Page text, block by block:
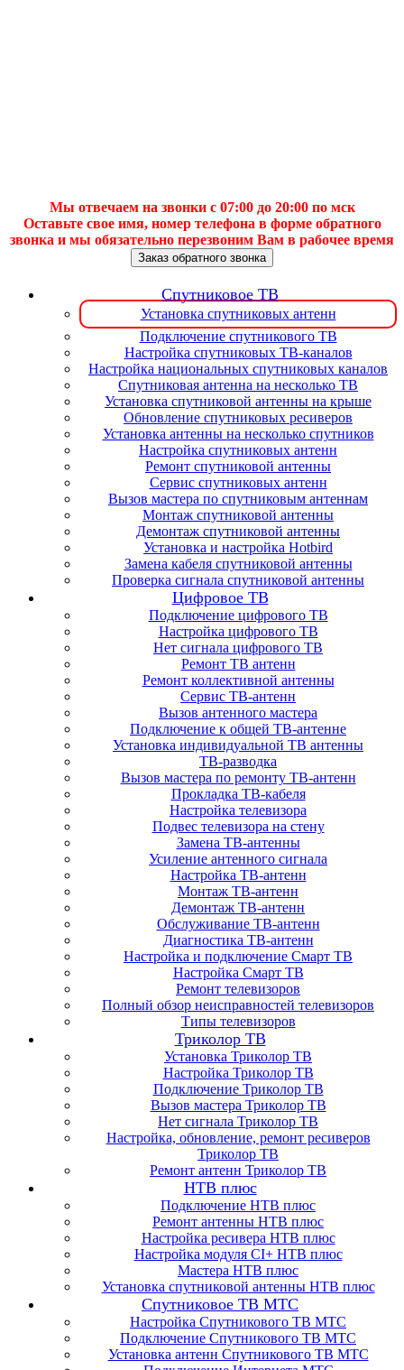
Мы отвечаем на звонки с 07:00 до 20:00 по мск
Оставьте свое имя, номер телефона в форме обратного
звонка и мы обязательно перезвоним Вам в рабочее время
Заказ обратного звонка
Спутниковое ТВ
Установка спутниковых антенн
Подключение спутникового ТВ
Настройка спутниковых ТВ-каналов
Настройка национальных спутниковых каналов
Спутниковая антенна на несколько ТВ
Установка спутниковой антенны на крыше
Обновление спутниковых ресиверов
Установка антенны на несколько спутников
Настройка спутниковых антенн
Ремонт спутниковой антенны
Сервис спутниковых антенн
Вызов мастера по спутниковым антеннам
Монтаж спутниковой антенны
Демонтаж спутниковой антенны
Установка и настройка Hotbird
Замена кабеля спутниковой антенны
Проверка сигнала спутниковой антенны
Цифровое ТВ
Подключение цифрового ТВ
Настройка цифрового ТВ
Нет сигнала цифрового ТВ
Ремонт ТВ антенн
Ремонт коллективной антенны
Сервис ТВ-антенн
Вызов антенного мастера
Подключение к общей ТВ-антенне
Установка индивидуальной ТВ антенны
ТВ-разводка
Вызов мастера по ремонту ТВ-антенн
Прокладка ТВ-кабеля
Настройка телевизора
Подвес телевизора на стену
Замена ТВ-антенны
Усиление антенного сигнала
Настройка ТВ-антенн
Монтаж ТВ-антенн
Демонтаж ТВ-антенн
Обслуживание ТВ-антенн
Диагностика ТВ-антенн
Настройка и подключение Смарт ТВ
Настройка Смарт ТВ
Ремонт телевизоров
Полный обзор неисправностей телевизоров
Типы телевизоров
Триколор ТВ
Установка Триколор ТВ
Настройка Триколор ТВ
Подключение Триколор ТВ
Вызов мастера Триколор ТВ
Нет сигнала Триколор ТВ
Настройка, обновление, ремонт ресиверов
Триколор ТВ
Ремонт антенн Триколор ТВ
НТВ плюс
Подключение НТВ плюс
Ремонт антенны НТВ плюс
Настройка ресивера НТВ плюс
Настройка модуля CI+ НТВ плюс
Мастера НТВ плюс
Установка спутниковой антенны НТВ плюс
Спутниковое ТВ МТС
Настройка Спутникового ТВ МТС
Подключение Спутникового ТВ МТС
Установка антенн Спутникового ТВ МТС